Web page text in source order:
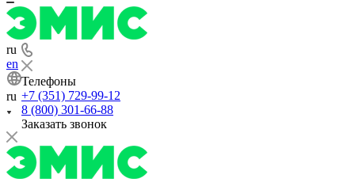
ru
en
ru
Телефоны
+7 (351) 729-99-12
8 (800) 301-66-88
Заказать звонок